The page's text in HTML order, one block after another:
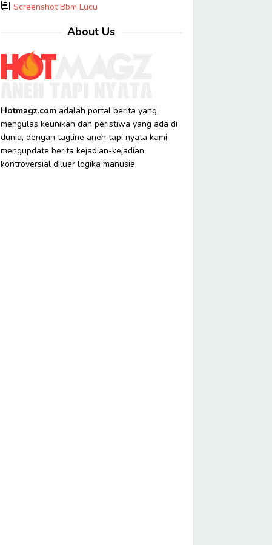
Screenshot Bbm Lucu
About Us
Hotmagz.comadalah portal berita yang
mengulas keunikan dan peristiwa yang ada di
dunia, dengan tagline aneh tapi nyata kami
mengupdate berita kejadian-kejadian
kontroversial diluar logika manusia.